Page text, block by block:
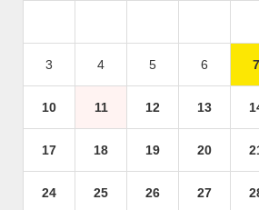
3 4 5 6 7
10 11 12 13
17 18 19 20
24 25 26 27